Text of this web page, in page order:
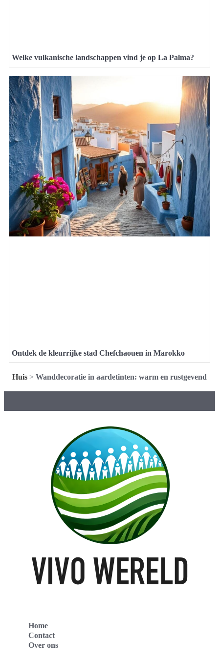
Welke vulkanische landschappen vind je op La Palma?
Ontdek de kleurrijke stad Chefchaouen in Marokko
Huis > Wanddecoratie in aardetinten: warm en rustgevend
Home
Contact
Over ons